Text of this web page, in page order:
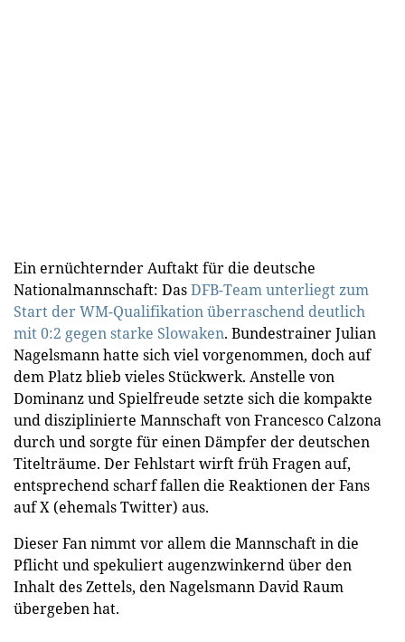
Ein ernüchternder Auftakt für die deutsche
Nationalmannschaft: DasDFB-Team unterliegt zum
Start der WM-Qualifikation überraschend deutlich
mit 0:2 gegen starke Slowaken. Bundestrainer Julian
Nagelsmann hatte sich viel vorgenommen, doch auf
dem Platz blieb vieles Stückwerk. Anstelle von
Dominanz und Spielfreude setzte sich die kompakte
und disziplinierte Mannschaft von Francesco Calzona
durch und sorgte für einen Dämpfer der deutschen
Titelträume. Der Fehlstart wirft früh Fragen auf,
entsprechend scharf fallen die Reaktionen der Fans
auf X (ehemals Twitter) aus.
Dieser Fan nimmt vor allem die Mannschaft in die
Pflicht und spekuliert augenzwinkernd über den
Inhalt des Zettels, den Nagelsmann David Raum
übergeben hat.